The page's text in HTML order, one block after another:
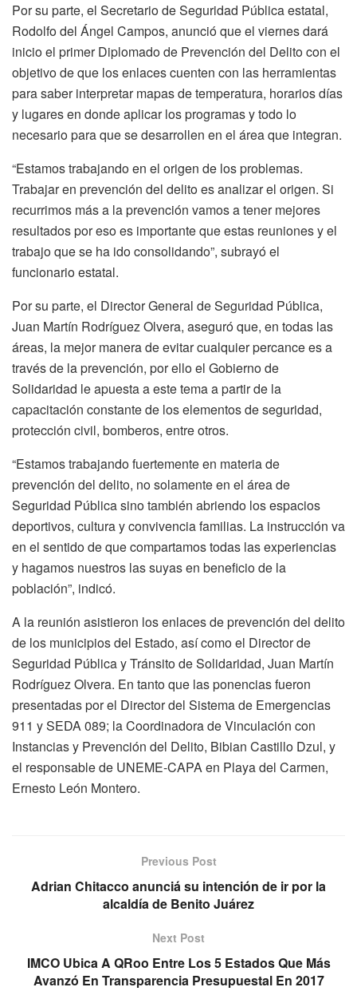
Por su parte, el Secretario de Seguridad Pública estatal,
Rodolfo del Ángel Campos, anunció que el viernes dará
inicio el primer Diplomado de Prevención del Delito con el
objetivo de que los enlaces cuenten con las herramientas
para saber interpretar mapas de temperatura, horarios días
y lugares en donde aplicar los programas y todo lo
necesario para que se desarrollen en el área que integran.
“Estamos trabajando en el origen de los problemas.
Trabajar en prevención del delito es analizar el origen. Si
recurrimos más a la prevención vamos a tener mejores
resultados por eso es importante que estas reuniones y el
trabajo que se ha ido consolidando”, subrayó el
funcionario estatal.
Por su parte, el Director General de Seguridad Pública,
Juan Martín Rodríguez Olvera, aseguró que, en todas las
áreas, la mejor manera de evitar cualquier percance es a
través de la prevención, por ello el Gobierno de
Solidaridad le apuesta a este tema a partir de la
capacitación constante de los elementos de seguridad,
protección civil, bomberos, entre otros.
“Estamos trabajando fuertemente en materia de
prevención del delito, no solamente en el área de
Seguridad Pública sino también abriendo los espacios
deportivos, cultura y convivencia familias. La instrucción va
en el sentido de que compartamos todas las experiencias
y hagamos nuestros las suyas en beneficio de la
población”, indicó.
A la reunión asistieron los enlaces de prevención del delito
de los municipios del Estado, así como el Director de
Seguridad Pública y Tránsito de Solidaridad, Juan Martín
Rodríguez Olvera. En tanto que las ponencias fueron
presentadas por el Director del Sistema de Emergencias
911 y SEDA 089; la Coordinadora de Vinculación con
Instancias y Prevención del Delito, Bibian Castillo Dzul, y
el responsable de UNEME-CAPA en Playa del Carmen,
Ernesto León Montero.
Previous Post
Adrian Chitacco anunciá su intención de ir por la
alcaldía de Benito Juárez
Next Post
IMCO Ubica A QRoo Entre Los 5 Estados Que Más
Avanzó En Transparencia Presupuestal En 2017